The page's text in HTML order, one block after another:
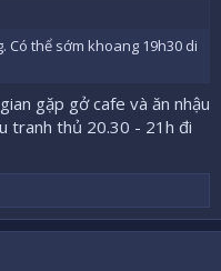
Có thể sớm khoang 19h30 di
gặp gở cafe và ăn nhậu
tranh thủ 20.30 - 21h đi